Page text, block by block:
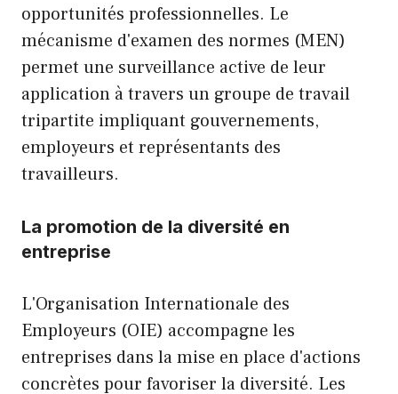
opportunités professionnelles. Le
mécanisme d'examen des normes (MEN)
permet une surveillance active de leur
application à travers un groupe de travail
tripartite impliquant gouvernements,
employeurs et représentants des
travailleurs.
La promotion de la diversité en
entreprise
L'Organisation Internationale des
Employeurs (OIE) accompagne les
entreprises dans la mise en place d'actions
concrètes pour favoriser la diversité. Les